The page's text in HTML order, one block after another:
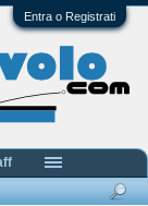
Entra o Registrati